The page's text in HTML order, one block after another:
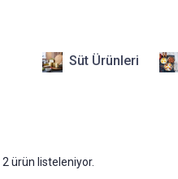
Süt Ürünleri
2 ürün listeleniyor.